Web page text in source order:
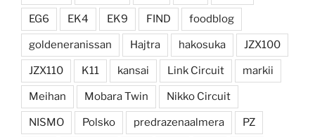
EG6 EK4 EK9 FIND foodblog
goldeneranissan Hajtra hakosuka JZX100
JZX110 K11 kansai Link Circuit markii
Meihan Mobara Twin Nikko Circuit
NISMO Polsko predrazenaalmera PZ